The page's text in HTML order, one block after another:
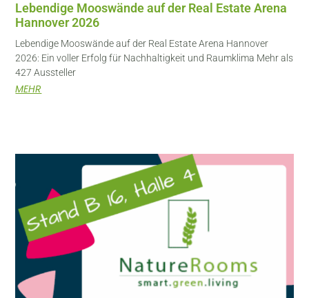
Lebendige Mooswände auf der Real Estate Arena
Hannover 2026
Lebendige Mooswände auf der Real Estate Arena Hannover
2026: Ein voller Erfolg für Nachhaltigkeit und Raumklima Mehr als
427 Aussteller
MEHR